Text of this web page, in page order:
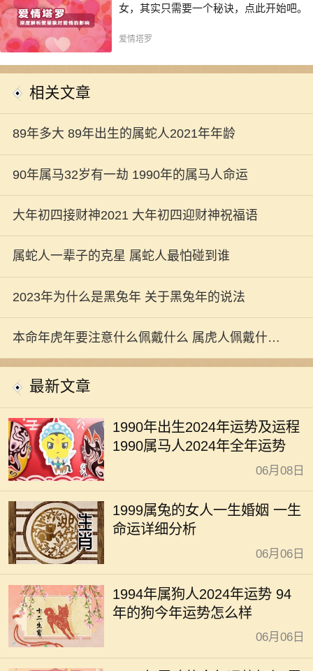
女，其实只需要一个秘诀，点此开始吧。
爱情塔罗
相关文章
89年多大 89年出生的属蛇人2021年年龄
90年属马32岁有一劫 1990年的属马人命运
大年初四接财神2021 大年初四迎财神祝福语
属蛇人一辈子的克星 属蛇人最怕碰到谁
2023年为什么是黑兔年 关于黑兔年的说法
本命年虎年要注意什么佩戴什么 属虎人佩戴什么
开运
最新文章
1990年出生2024年运势及运程
1990属马人2024年全年运势
06月08日
1999属兔的女人一生婚姻 一生
命运详细分析
06月06日
1994年属狗人2024年运势 94
年的狗今年运势怎么样
06月06日